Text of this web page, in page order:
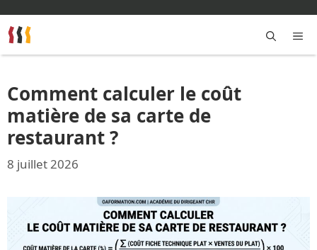
au
contenu
Comment calculer le coût
matière de sa carte de
restaurant ?
8 juillet 2026